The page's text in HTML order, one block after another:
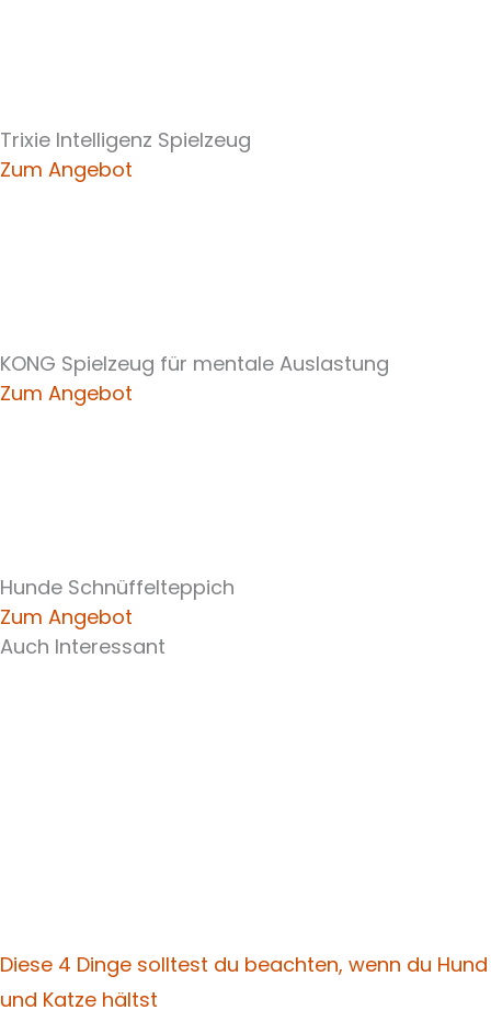
Trixie Intelligenz Spielzeug
Zum Angebot
KONG Spielzeug für mentale Auslastung
Zum Angebot
Hunde Schnüffelteppich
Zum Angebot
Auch Interessant
Diese 4 Dinge solltest du beachten, wenn du Hund
und Katze hältst